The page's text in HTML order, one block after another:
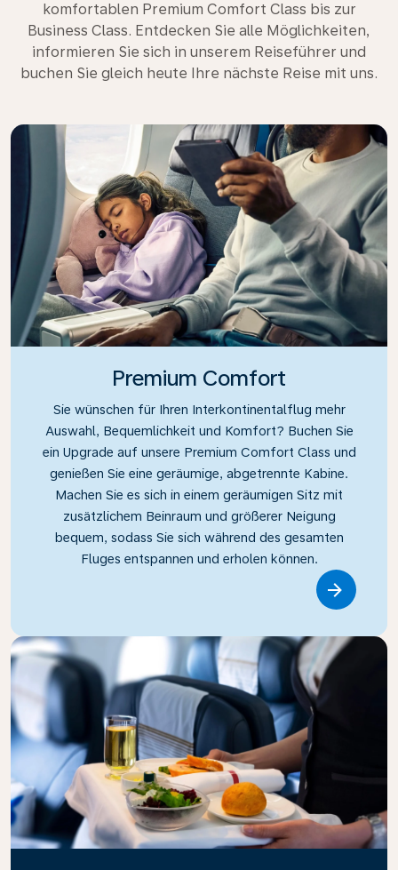
komfortablen Premium Comfort Class bis zur
Business Class. Entdecken Sie alle Möglichkeiten,
informieren Sie sich in unserem Reiseführer und
buchen Sie gleich heute Ihre nächste Reise mit uns.
Premium Comfort
Sie wünschen für Ihren Interkontinentalflug mehr
Auswahl, Bequemlichkeit und Komfort? Buchen Sie
ein Upgrade auf unsere Premium Comfort Class und
genießen Sie eine geräumige, abgetrennte Kabine.
Machen Sie es sich in einem geräumigen Sitz mit
zusätzlichem Beinraum und größerer Neigung
bequem, sodass Sie sich während des gesamten
Fluges entspannen und erholen können.